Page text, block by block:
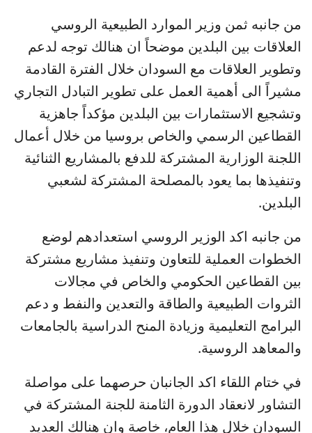
من جانبه ثمن وزير الموارد الطبيعية الروسي
العلاقات بين البلدين موضحاً ان هنالك توجه لدعم
وتطوير العلاقات مع السودان خلال الفترة القادمة
مشيراً الى أهمية العمل على تطوير التبادل التجاري
وتشجيع الاستثمارات بين البلدين مؤكداً جاهزية
القطاعين الرسمي والخاص بروسيا من خلال أعمال
اللجنة الوزارية المشتركة للدفع بالمشاريع الثنائية
وتنفيذها بما يعود بالمصلحة المشتركة لشعبي
البلدين.
من جانبه اكد الوزير الروسي استعدادهم لوضع
الخطوات العملية للتعاون وتنفيذ مشاريع مشتركة
بين القطاعين الحكومي والخاص في مجالات
الثروات الطبيعية والطاقة والتعدين والنفط و دعم
البرامج التعليمية وزيادة المنح الدراسية بالجامعات
والمعاهد الروسية.
في ختام اللقاء اكد الجانبان حرصهما على مواصلة
التشاور لانعقاد الدورة الثامنة للجنة المشتركة في
السودان خلال هذا العام، خاصة وان هنالك العديد